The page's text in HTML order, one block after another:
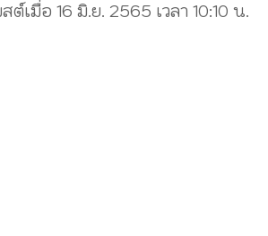
ต์เมื่อ 16 มิ.ย. 2565 เวลา 10:10 น.